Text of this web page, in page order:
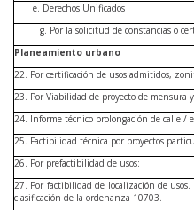
e. Derechos Unificados
Por la solicitud de constancias o
Planeamiento urbano
22. Por certificación de usos admitidos,
23. Por Viabilidad de proyecto de mensura
24. Informe técnico prolongación de calle /
25. Factibilidad técnica por proyectos
26. Por prefactibilidad de usos:
27. Por factibilidad de localización de
clasificación de la ordenanza 10703.